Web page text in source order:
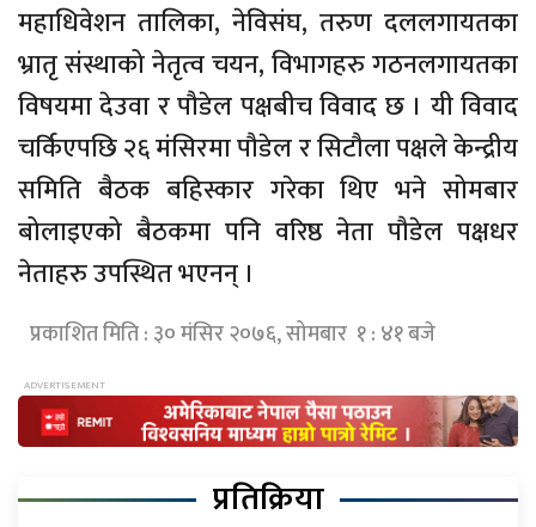
महाधिवेशन तालिका, नेविसंघ, तरुण दललगायतका
भ्रातृ संस्थाको नेतृत्व चयन, विभागहरु गठनलगायतका
विषयमा देउवा र पौडेल पक्षबीच विवाद छ । यी विवाद
चर्किएपछि २६ मंसिरमा पौडेल र सिटौला पक्षले केन्द्रीय
समिति बैठक बहिस्कार गरेका थिए भने सोमबार
बोलाइएको बैठकमा पनि वरिष्ठ नेता पौडेल पक्षधर
नेताहरु उपस्थित भएनन् ।
प्रकाशित मिति : ३० मंसिर २०७६, सोमबार १ : ४१ बजे
प्रतिक्रिया